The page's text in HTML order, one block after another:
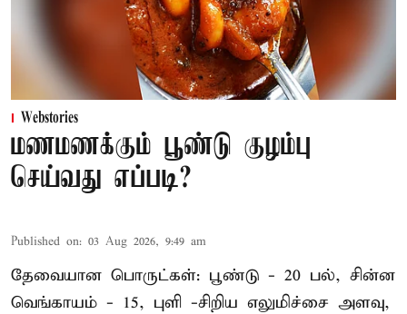
Webstories
மணமணக்கும் பூண்டு குழம்பு
செய்வது எப்படி?
Published on: 03 Aug 2026, 9:49 am
தேவையான பொருட்கள்: பூண்டு - 20 பல், சின்ன
வெங்காயம் - 15, புளி -சிறிய எலுமிச்சை அளவு,